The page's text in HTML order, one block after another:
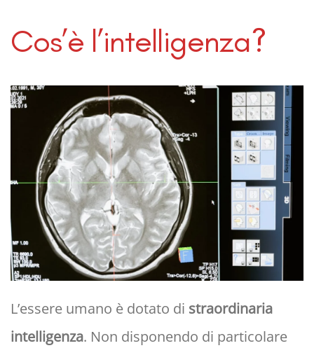
Cos’è l’intelligenza?
L’essere umano è dotato di straordinaria
intelligenza. Non disponendo di particolare